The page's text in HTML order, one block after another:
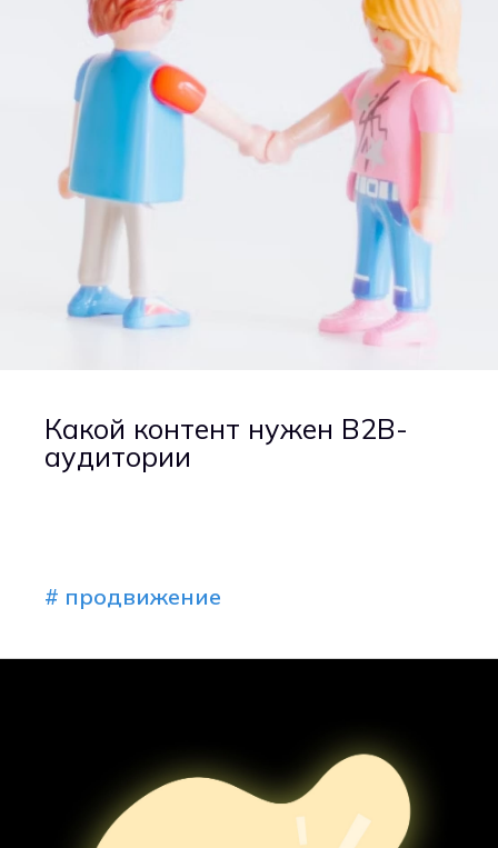
Какой контент нужен B2B-
аудитории
# продвижение